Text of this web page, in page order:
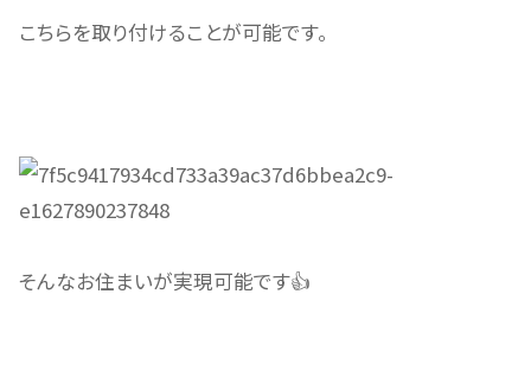
こちらを取り付けることが可能です。
そんなお住まいが実現可能です👍